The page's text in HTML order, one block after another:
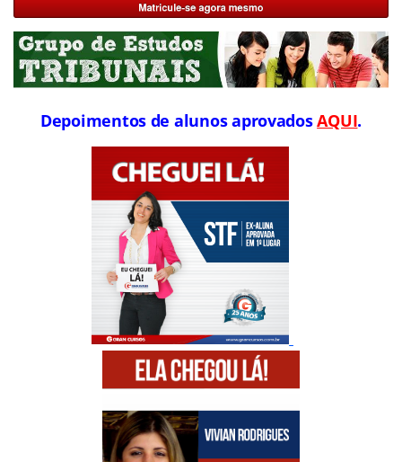
Depoimentos de alunos aprovadosAQUI.